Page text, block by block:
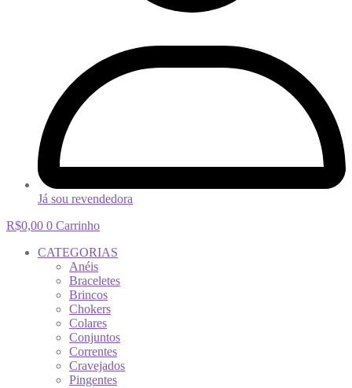
Já sou revendedora
R$0,00 0 Carrinho
CATEGORIAS
Anéis
Braceletes
Brincos
Chokers
Colares
Conjuntos
Correntes
Cravejados
Pingentes